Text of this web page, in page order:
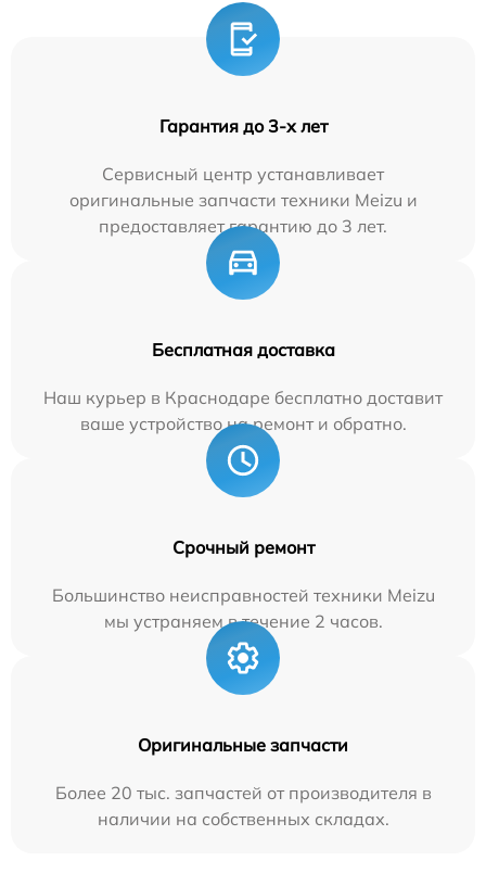
Гарантия до 3-х лет
Сервисный центр устанавливает
оригинальные запчасти техники Meizu и
предоставляет гарантию до 3 лет.
Бесплатная доставка
Наш курьер в Краснодаре бесплатно доставит
ваше устройство на ремонт и обратно.
Срочный ремонт
Большинство неисправностей техники Meizu
мы устраняем в течение 2 часов.
Оригинальные запчасти
Более 20 тыс. запчастей от производителя в
наличии на собственных складах.